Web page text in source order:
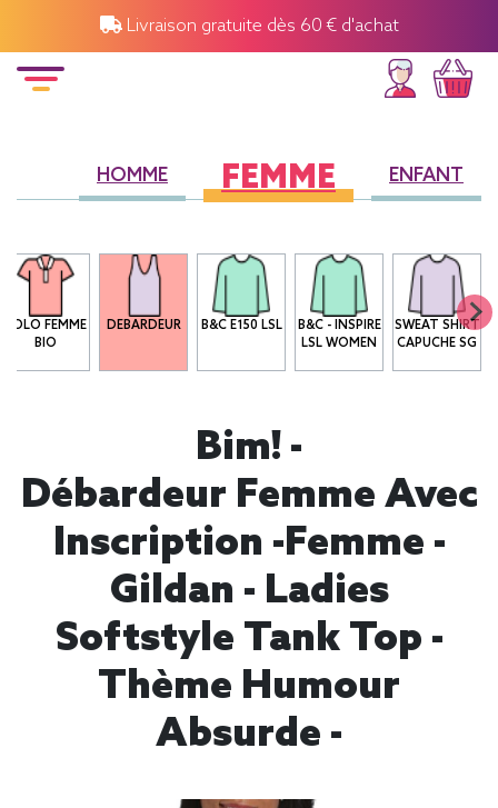
Livraison gratuite dès 60 € d'achat
HOMME FEMME ENFANT
POLO FEMME
BIO
DEBARDEUR B&C E150 LSL
B&C - INSPIRE
LSL WOMEN
SWEAT SHIRT
CAPUCHE SG
Bim! -
Débardeur Femme Avec
Inscription -Femme -
Gildan - Ladies
Softstyle Tank Top -
Thème Humour
Absurde -